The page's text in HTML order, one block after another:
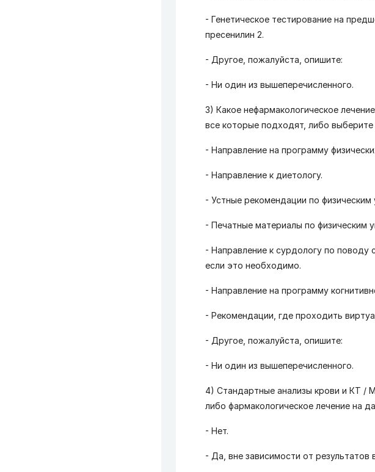
- Генетическое тестирование на
пресенилин 2.
- Другое, пожалуйста, опишите:
- Ни один из вышеперечисленного.
3) Какое нефармакологическое
все которые подходят, либо
- Направление на программу
- Направление к диетологу.
- Устные рекомендации по
- Печатные материалы по физическим
- Направление к сурдологу по поводу
если это необходимо.
- Направление на программу
- Рекомендации, где проходить
- Другое, пожалуйста, опишите:
- Ни один из вышеперечисленного.
4) Стандартные анализы крови и КТ /
либо фармакологическое лечение на
- Нет.
- Да, вне зависимости от результатов